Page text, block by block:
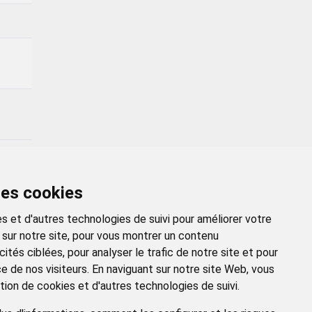
cookies
et d'autres technologies de suivi pour améliorer votre
notre site, pour vous montrer un contenu
ciblées, pour analyser le trafic de notre site et pour
de nos visiteurs. En naviguant sur notre site Web, vous
de cookies et d'autres technologies de suivi.